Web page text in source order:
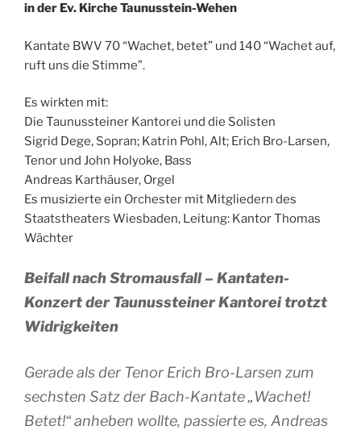
in der Ev. Kirche Taunusstein-Wehen
Kantate BWV 70 “Wachet, betet” und 140 “Wachet auf,
ruft uns die Stimme”.
Es wirkten mit:
Die Taunussteiner Kantorei und die Solisten
Sigrid Dege, Sopran; Katrin Pohl, Alt; Erich Bro-Larsen,
Tenor und John Holyoke, Bass
Andreas Karthäuser, Orgel
Es musizierte ein Orchester mit Mitgliedern des
Staatstheaters Wiesbaden, Leitung: Kantor Thomas
Wächter
Beifall nach Stromausfall – Kantaten-
Konzert der Taunussteiner Kantorei trotzt
Widrigkeiten
Gerade als der Tenor Erich Bro-Larsen zum
sechsten Satz der Bach-Kantate „Wachet!
Betet!“ anheben wollte, passierte es, Andreas